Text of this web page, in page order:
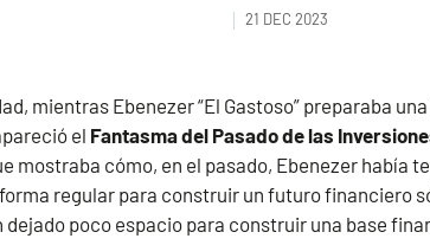
21 DEC 2023
mientras Ebenezer “El Gastoso” preparaba
el Fantasma del Pasado de las
mostraba cómo, en el pasado, Ebenezer había
regular para construir un futuro financiero
poco espacio para construir una base